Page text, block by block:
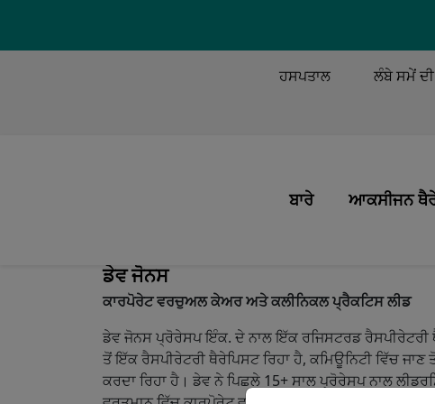
TOP MENU
ਹਸਪਤਾਲ ਲੰਬੇ ਸਮੇਂ
MAIN
ਬਾਰੇ
ਸਾਡਾ ਇਤਿਹਾਸ
ਸਾਡੀ ਗੁਣਵੱਤਾ
ਆਕਸੀਜਨ
ਆਕਸੀਜਨ
ਯਾਤਰਾ
ਡੇਵ ਜੋਨਸ
ਕਾਰਪੋਰੇਟ ਵਰਚੁਅਲ ਕੇਅਰ ਅਤੇ ਕਲੀਨਿਕਲ ਪ੍ਰੈਕਟਿਸ ਲੀਡ
ਡੇਵ ਜੋਨਸ ਪ੍ਰੋਰੇਸਪ ਇੰਕ. ਦੇ ਨਾਲ ਇੱਕ ਰਜਿਸਟਰਡ ਰੈਸਪੀਰੇਟਰੀ
ਤੋਂ ਇੱਕ ਰੈਸਪੀਰੇਟਰੀ ਥੈਰੇਪਿਸਟ ਰਿਹਾ ਹੈ, ਕਮਿਊਨਿਟੀ ਵਿੱਚ
ਕਰਦਾ ਰਿਹਾ ਹੈ। ਡੇਵ ਨੇ ਪਿਛਲੇ 15+ ਸਾਲ ਪ੍ਰੋਰੇਸਪ ਨਾਲ